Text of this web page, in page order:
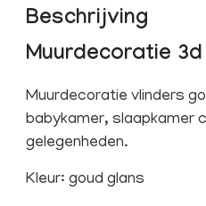
Beschrijving
Muurdecoratie
Muurdecoratie vlinders
babykamer, slaapkamer
gelegenheden.
Kleur: goud glans